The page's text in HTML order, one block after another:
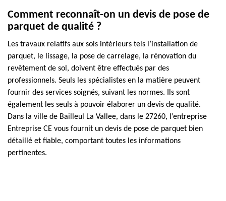
Comment reconnaît-on un devis de pose de
parquet de qualité ?
Les travaux relatifs aux sols intérieurs tels l’installation de
parquet, le lissage, la pose de carrelage, la rénovation du
revêtement de sol, doivent être effectués par des
professionnels. Seuls les spécialistes en la matière peuvent
fournir des services soignés, suivant les normes. Ils sont
également les seuls à pouvoir élaborer un devis de qualité.
Dans la ville de Bailleul La Vallee, dans le 27260, l’entreprise
Entreprise CE vous fournit un devis de pose de parquet bien
détaillé et fiable, comportant toutes les informations
pertinentes.